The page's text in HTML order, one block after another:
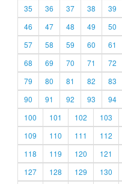
35
36 37 38 39
46
47 48 49 50
57
58 59 60 61
68
69 70 71 72
79
80 81 82 83
90
91 92 93 94
100
101 102 103
109
110 111 112
118
119 120 121
127
128 129 130